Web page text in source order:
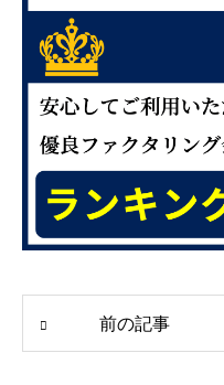
前の記事